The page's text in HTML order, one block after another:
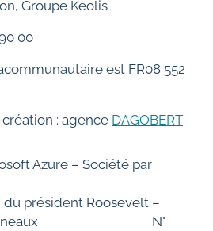
Groupe Keolis
00
est FR08 552
: agence DAGOBERT
Azure – Société par
du président Roosevelt –
Moulineaux N°